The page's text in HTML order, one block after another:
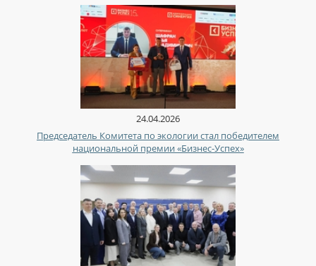
24.04.2026
Председатель Комитета по экологии стал победителем
национальной премии «Бизнес-Успех»